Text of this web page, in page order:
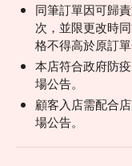
同筆訂單因可歸
次，並限更改時
格不得高於原訂單
本店符合政府防
場公告。
顧客入店需配合
場公告。